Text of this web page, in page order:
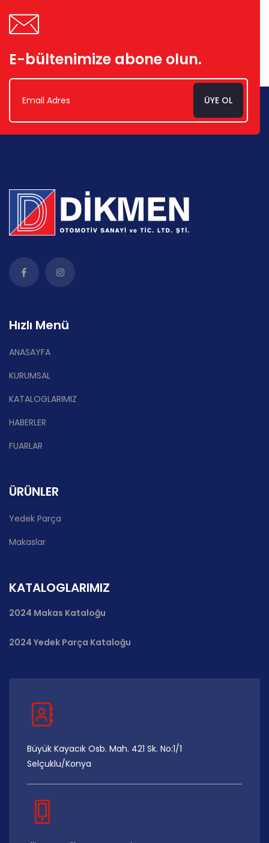
E-bültenimize abone olun.
ÜYE OL
Hızlı Menü
ANASAYFA
KURUMSAL
KATALOGLARIMIZ
HABERLER
FUARLAR
ÜRÜNLER
Yedek Parça
Makaslar
KATALOGLARIMIZ
2024 Makas Kataloğu
2024 Yedek Parça Kataloğu
Büyük Kayacık Osb. Mah. 421 Sk. No:1/1
Selçuklu/Konya